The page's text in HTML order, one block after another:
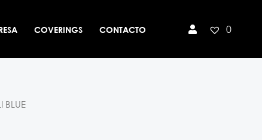
COVERINGS CONTACTO 0
BLUE